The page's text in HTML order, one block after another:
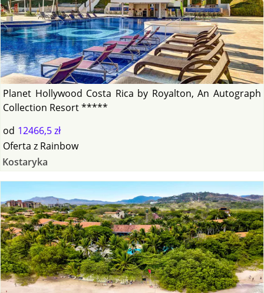
Planet Hollywood Costa Rica by Royalton, An Autograph
Collection Resort *****
od 12466,5 zł
Oferta z Rainbow
Kostaryka